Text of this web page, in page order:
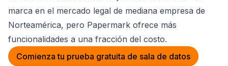
marca en el mercado legal de mediana empresa de
Norteamérica, pero Papermark ofrece más
funcionalidades a una fracción del costo.
Comienza tu prueba gratuita de sala de datos